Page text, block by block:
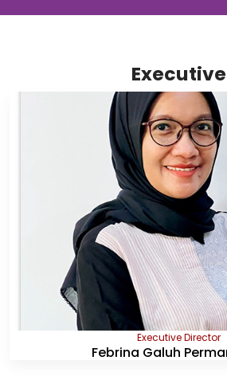
Executive
Executive Director
Febrina Galuh